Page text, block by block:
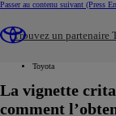
Passer au contenu suivant (Press
Trouvez un partenaire
Toyota
La vignette
comment